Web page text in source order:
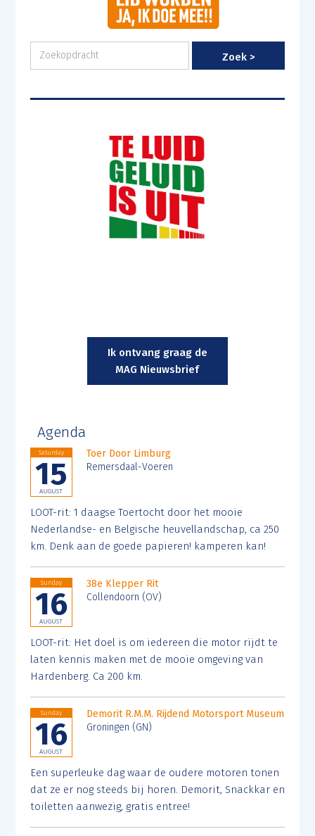
Ik ontvang graag de
MAG Nieuwsbrief
Agenda
Saturday
15
AUGUST
Toer Door Limburg
Remersdaal-Voeren
LOOT-rit: 1 daagse Toertocht door het mooie
Nederlandse- en Belgische heuvellandschap, ca 250
km. Denk aan de goede papieren! kamperen kan!
Sunday
16
AUGUST
38e Klepper Rit
Collendoorn (OV)
LOOT-rit: Het doel is om iedereen die motor rijdt te
laten kennis maken met de mooie omgeving van
Hardenberg. Ca 200 km.
Sunday
16
AUGUST
Demorit R.M.M. Rijdend Motorsport Museum
Groningen (GN)
Een superleuke dag waar de oudere motoren tonen
dat ze er nog steeds bij horen. Demorit, Snackkar en
toiletten aanwezig, gratis entree!